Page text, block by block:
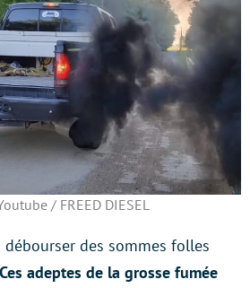
/ FREED DIESEL
des sommes folles
Ces adeptes de la grosse fumée